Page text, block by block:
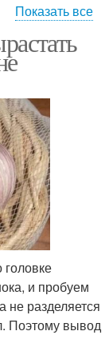
чеснок
чеснок
лука
Показать все
и пробуем
не разделяется
Поэтому вывод